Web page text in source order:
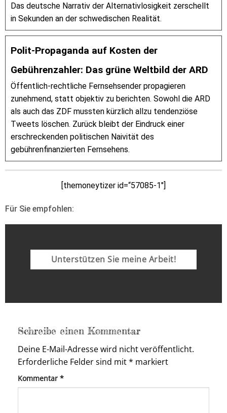
Das deutsche Narrativ der Alternativlosigkeit zerschellt
in Sekunden an der schwedischen Realität.
Polit-Propaganda auf Kosten der
Gebührenzahler: Das grüne Weltbild der ARD
Öffentlich-rechtliche Fernsehsender propagieren
zunehmend, statt objektiv zu berichten. Sowohl die ARD
als auch das ZDF mussten kürzlich allzu tendenziöse
Tweets löschen. Zurück bleibt der Eindruck einer
erschreckenden politischen Naivität des
gebührenfinanzierten Fernsehens.
[themoneytizer id=“57085-1″]
Für Sie empfohlen:
Unterstützen Sie meine Arbeit!
Schreibe einen Kommentar
Deine E-Mail-Adresse wird nicht veröffentlicht.
Erforderliche Felder sind mit* markiert
Kommentar *